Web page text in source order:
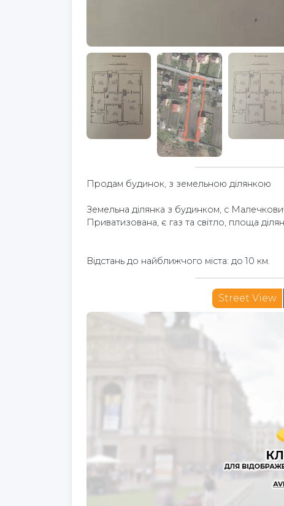
Продам будинок, з земельною ділянкою
Земельна ділянка з будинком, с
Приватизована, є газ та світло, площа
Відстань до найближчого міста: до 10 км.
Street View